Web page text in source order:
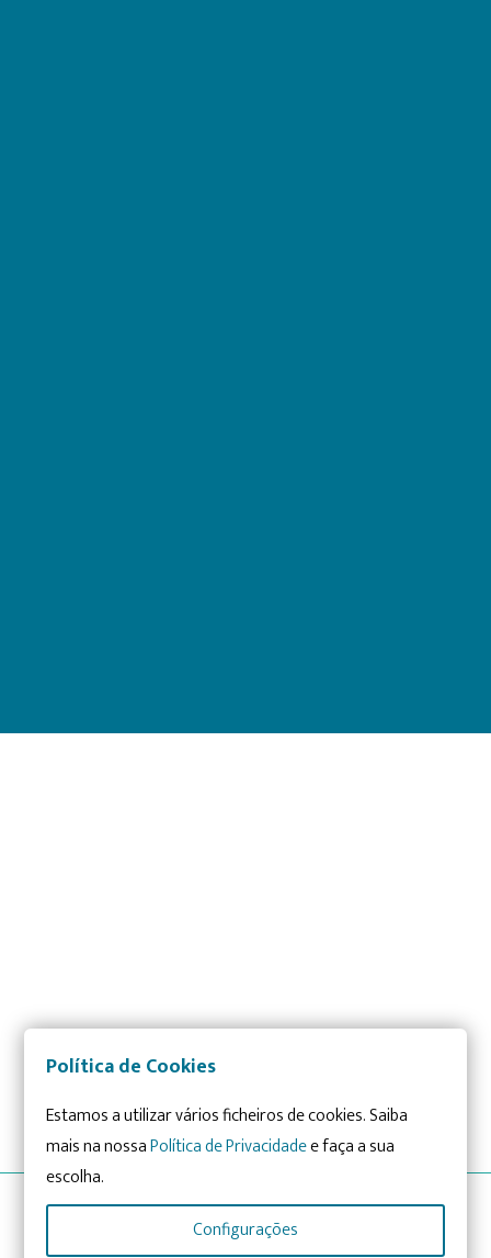
Política de Cookies
Estamos a utilizar vários ficheiros de cookies. Saiba
mais na nossaPolítica de Privacidadee faça a sua
escolha.
Configurações